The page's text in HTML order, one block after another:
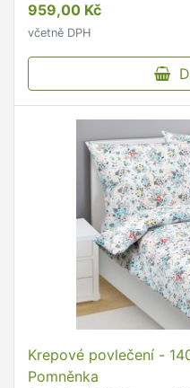
uzávěry dodržujte …
959,00 Kč
včetně DPH
Krepové povlečení -
Pomněnka